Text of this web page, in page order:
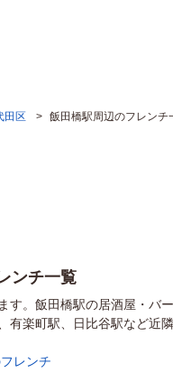
田区 > 飯田橋駅周辺のフレンチ
ンチ一覧
。飯田橋駅の居酒屋・バー
有楽町駅、日比谷駅など近
レンチ